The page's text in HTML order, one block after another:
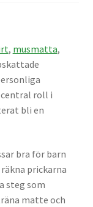
, musmatta,
central roll i
bli en
bra för barn
prickarna
steg som
matte och